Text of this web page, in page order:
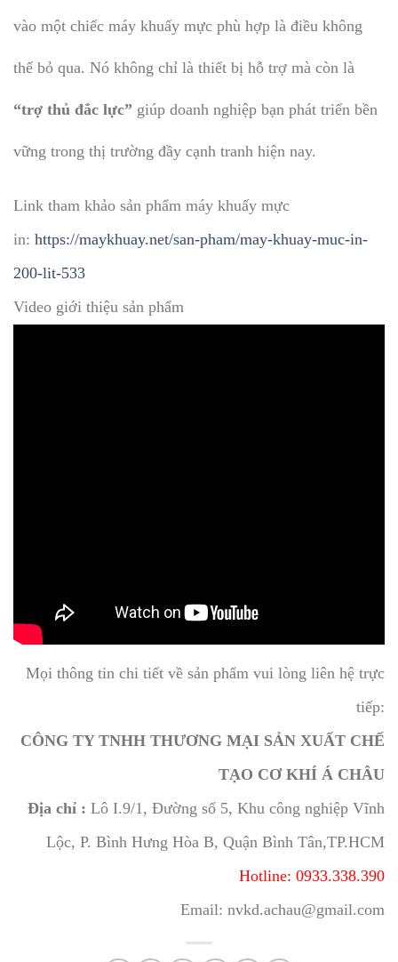
vào một chiếc máy khuấy mực phù hợp là điều không
thể bỏ qua. Nó không chỉ là thiết bị hỗ trợ mà còn là
“trợ thủ đắc lực” giúp doanh nghiệp bạn phát triển bền
vững trong thị trường đầy cạnh tranh hiện nay.
Link tham khảo sản phẩm máy khuấy mực
in: https://maykhuay.net/san-pham/may-khuay-muc-in-
200-lit-533
Video giới thiệu sản phẩm
Mọi thông tin chi tiết về sản phẩm vui lòng liên hệ trực
tiếp:
CÔNG TY TNHH THƯƠNG MẠI SẢN XUẤT CHẾ
TẠO CƠ KHÍ Á CHÂU
Địa chỉ : Lô I.9/1, Đường số 5, Khu công nghiệp Vĩnh
Lộc, P. Bình Hưng Hòa B, Quận Bình Tân,TP.HCM
Hotline: 0933.338.390
Email: nvkd.achau@gmail.com